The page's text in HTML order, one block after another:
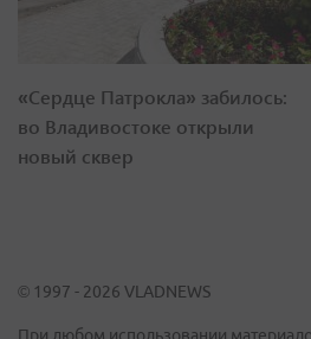
«Сердце Патрокла» забилось:
во Владивостоке открыли
новый сквер
© 1997 - 2026 VLADNEWS